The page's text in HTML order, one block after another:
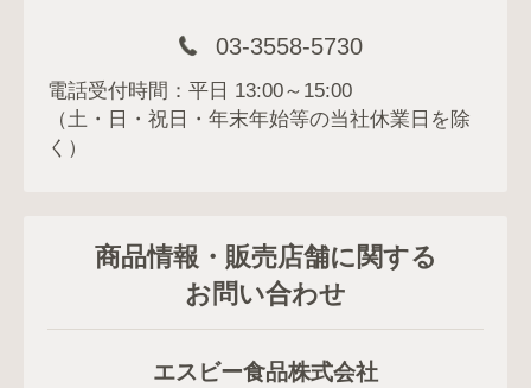
03-3558-5730
電話受付時間：平日 13:00～15:00
（土・日・祝日・年末年始等の当社休業日を除
く）
商品情報・販売店舗に関する
お問い合わせ
エスビー食品株式会社